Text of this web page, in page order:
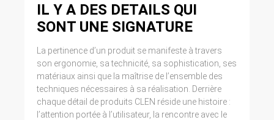
IL Y A DES DETAILS QUI
SONT UNE SIGNATURE
La pertinence d’un produit se manifeste à travers
son ergonomie, sa technicité, sa sophistication, ses
matériaux ainsi que la maîtrise de l’ensemble des
techniques nécessaires à sa réalisation. Derrière
chaque détail de produits CLEN réside une histoire :
l’attention portée à l’utilisateur, la rencontre avec le